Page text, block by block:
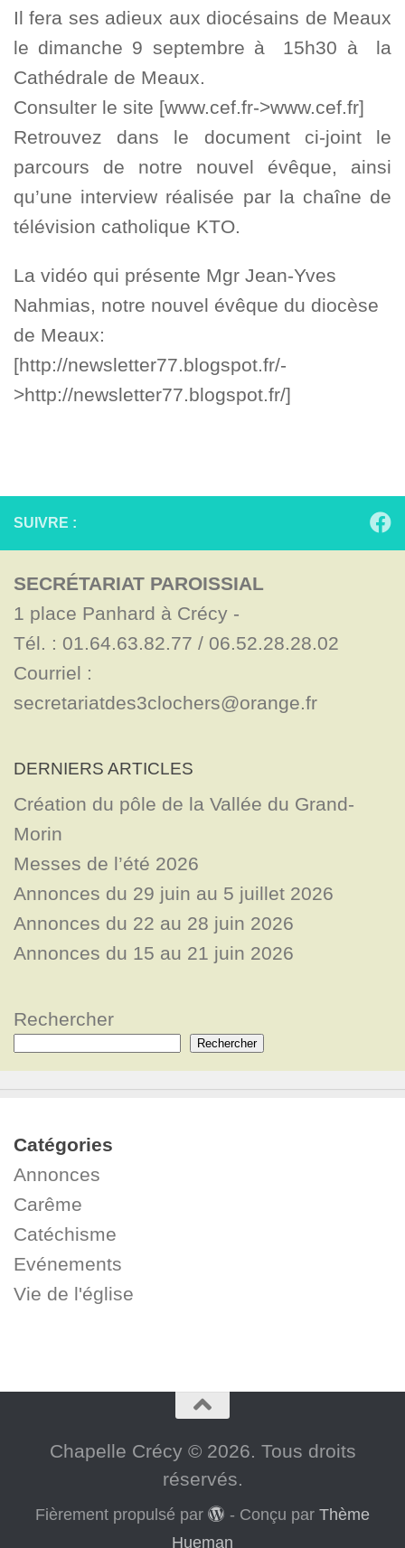
Il fera ses adieux aux diocésains de Meaux
le dimanche 9 septembre à 15h30 à la
Cathédrale de Meaux.
Consulter le site [www.cef.fr->www.cef.fr]
Retrouvez dans le document ci-joint le
parcours de notre nouvel évêque, ainsi
qu’une interview réalisée par la chaîne de
télévision catholique KTO.
La vidéo qui présente Mgr Jean-Yves
Nahmias, notre nouvel évêque du diocèse
de Meaux:
[http://newsletter77.blogspot.fr/-
>http://newsletter77.blogspot.fr/]
SUIVRE :
SECRÉTARIAT PAROISSIAL
1 place Panhard à Crécy -
Tél. : 01.64.63.82.77 / 06.52.28.28.02
Courriel :
secretariatdes3clochers@orange.fr
DERNIERS ARTICLES
Création du pôle de la Vallée du Grand-
Morin
Messes de l’été 2026
Annonces du 29 juin au 5 juillet 2026
Annonces du 22 au 28 juin 2026
Annonces du 15 au 21 juin 2026
Rechercher
Rechercher
Catégories
Annonces
Carême
Catéchisme
Evénements
Vie de l'église
Chapelle Crécy © 2026. Tous droits
réservés.
Fièrement propulsé par - Conçu par Thème
Hueman